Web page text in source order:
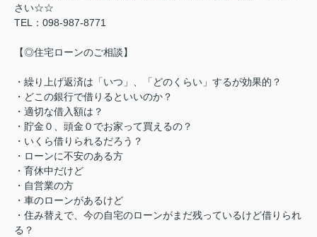
さい☆☆
TEL：098-987-8771
【◎住宅ローンのご相談】
・繰り上げ返済は「いつ」、「どのくらい」するが効果的？
・どこの銀行で借りるといいのか？
・適切な借入額は？
・貯金０、頭金０でお家って買えるの？
・いくら借りられるだろう？
・ローンに不安のある方
・育休中だけど
・自営業の方
・車のローンがあるけど
・住み替えで、今の自宅のローンがまだ残っているけど借りられ
る？